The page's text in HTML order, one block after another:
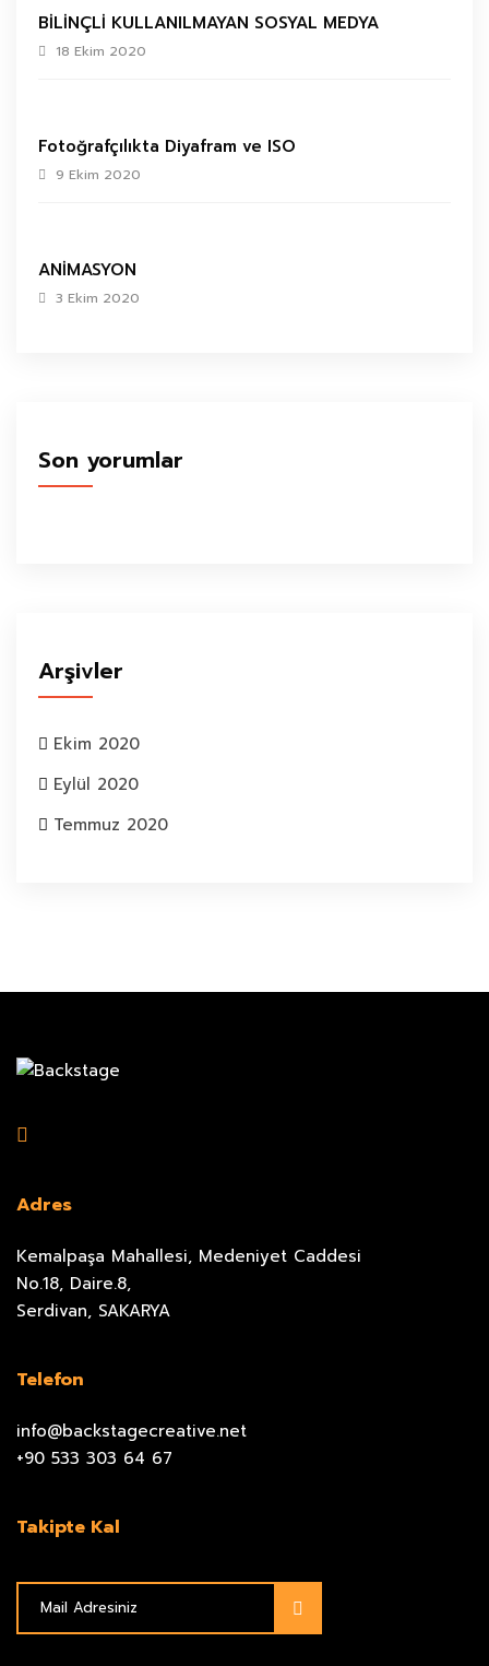
BİLİNÇLİ KULLANILMAYAN SOSYAL MEDYA
18 Ekim 2020
Fotoğrafçılıkta Diyafram ve ISO
9 Ekim 2020
ANİMASYON
3 Ekim 2020
Son yorumlar
Arşivler
Ekim 2020
Eylül 2020
Temmuz 2020
Adres
Kemalpaşa Mahallesi, Medeniyet Caddesi
No.18, Daire.8,
Serdivan, SAKARYA
Telefon
info@backstagecreative.net
+90 533 303 64 67
Takipte Kal